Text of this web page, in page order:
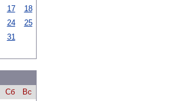
17
18
24
25
31
Сб
Вс